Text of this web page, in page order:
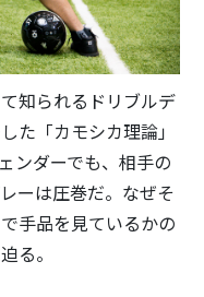
知られるドリブルデ
た「カモシカ理論」
ンダーでも、相手の
ーは圧巻だ。なぜそ
手品を見ているかの
る。